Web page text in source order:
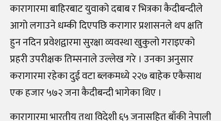
कारागारमा बाहिरबाट युवाको दबाब र भित्रका कैदीबन्दीले
आगो लगाउने धम्की दिएपछि करागार प्रशासनले थप क्षति
हुन नदिन प्रवेशद्वारमा सुरक्षा व्यवस्था खुकुलो गराइएको
प्रहरी उपरीक्षक तिम्सनाले उल्लेख गरे । उनका अनुसार
करागारमा रहेका दुई वटा ब्लकमध्ये २२७ बाहेक एकैसाथ
एक हजार ५७२ जना कैदीबन्दी भागेका थिए ।
कारागारमा भारतीय तथा विदेशी ६५ जनासहित बाँकी नेपाली